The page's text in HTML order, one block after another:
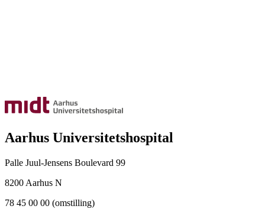
Aarhus Universitetshospital
Palle Juul-Jensens Boulevard 99
8200 Aarhus N
78 45 00 00 (omstilling)